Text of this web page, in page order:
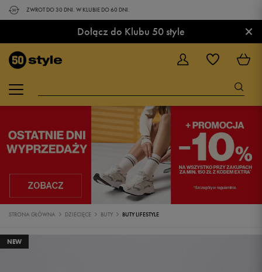
ZWROT DO 30 DNI. W KLUBIE DO 60 DNI.
Dołącz do Klubu 50 style ×
STRONA GŁÓWNA DZIECIĘCE BUTY BUTY LIFESTYLE
NEW